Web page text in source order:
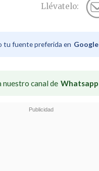
Llévatelo:
tu fuente preferida en Google
nuestro canal de Whatsapp